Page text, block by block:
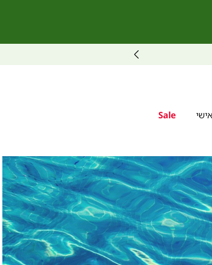
ניתן לרכוש ולממש גיפט קארד גם באתר >>
Sale